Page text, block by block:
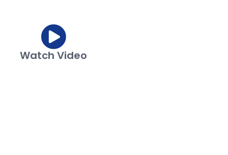
Watch Video